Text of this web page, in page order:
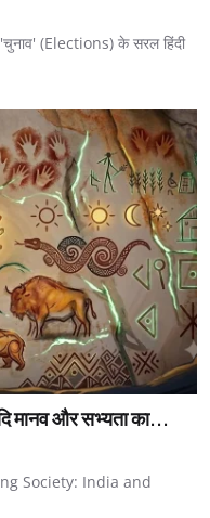
'चुनाव' (Elections) के सरल हिंदी
मानव और सभ्यता का...
Society: India and